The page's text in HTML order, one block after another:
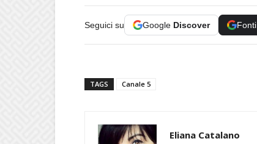
Seguici su Google Discover Fonti
TAGS Canale 5
Eliana Catalano